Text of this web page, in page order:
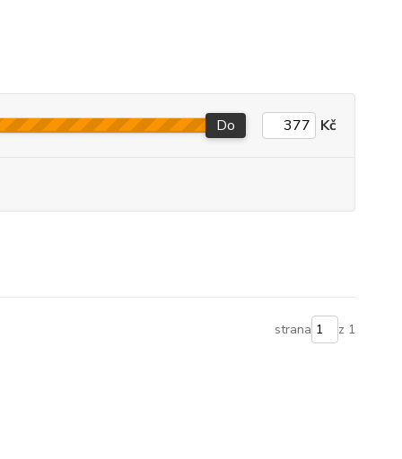
Do Kč
strana z 1